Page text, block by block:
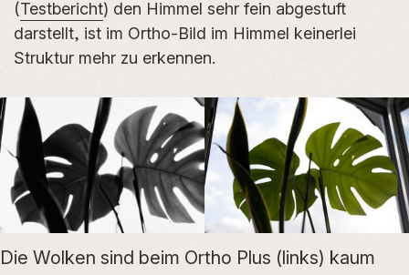
(Testbericht) den Himmel sehr fein abgestuft
darstellt, ist im Ortho-Bild im Himmel keinerlei
Struktur mehr zu erkennen.
Die Wolken sind beim Ortho Plus (links) kaum